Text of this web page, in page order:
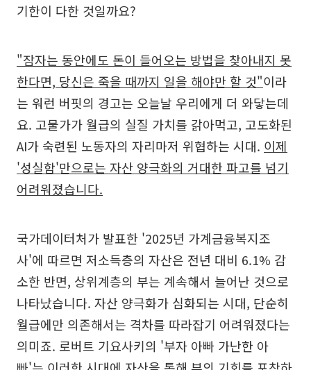
기한이 다한 것일까요?
"잠자는 동안에도 돈이 들어오는 방법을 찾아내지 못
한다면, 당신은 죽을 때까지 일을 해야만 할 것"이라
는 워런 버핏의 경고는 오늘날 우리에게 더 와닿는데
요. 고물가가 월급의 실질 가치를 갉아먹고, 고도화된
AI가 숙련된 노동자의 자리마저 위협하는 시대. 이제
'성실함'만으로는 자산 양극화의 거대한 파고를 넘기
어려워졌습니다.
국가데이터처가 발표한 '2025년 가계금융복지조
사'에 따르면 저소득층의 자산은 전년 대비 6.1% 감
소한 반면, 상위계층의 부는 계속해서 늘어난 것으로
나타났습니다. 자산 양극화가 심화되는 시대, 단순히
월급에만 의존해서는 격차를 따라잡기 어려워졌다는
의미죠. 로버트 기요사키의 '부자 아빠 가난한 아